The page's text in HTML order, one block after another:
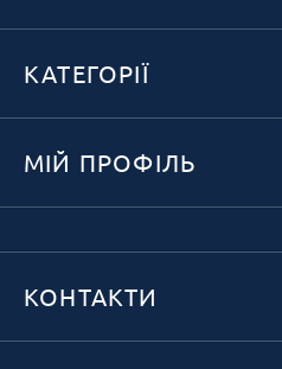
КАТЕГОРІЇ
МІЙ ПРОФІЛЬ
КОНТАКТИ